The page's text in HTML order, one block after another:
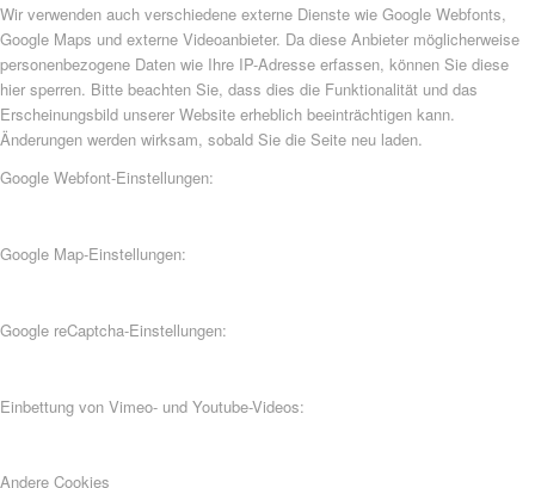
Wir verwenden auch verschiedene externe Dienste wie Google Webfonts,
Google Maps und externe Videoanbieter. Da diese Anbieter möglicherweise
personenbezogene Daten wie Ihre IP-Adresse erfassen, können Sie diese
hier sperren. Bitte beachten Sie, dass dies die Funktionalität und das
Erscheinungsbild unserer Website erheblich beeinträchtigen kann.
Änderungen werden wirksam, sobald Sie die Seite neu laden.
Google Webfont-Einstellungen:
Google Map-Einstellungen:
Google reCaptcha-Einstellungen:
Einbettung von Vimeo- und Youtube-Videos:
Andere Cookies